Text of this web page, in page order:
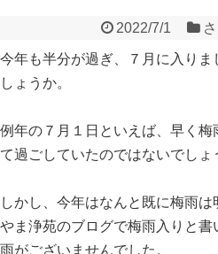
2022/7/1
今年も半分が過ぎ、７月に入り
しょうか。
例年の７月１日といえば、早く
て過ごしていたのではないでしょ
しかし、今年はなんと既に梅雨
やま浄苑のブログで梅雨入りと
雨がございませんでした。